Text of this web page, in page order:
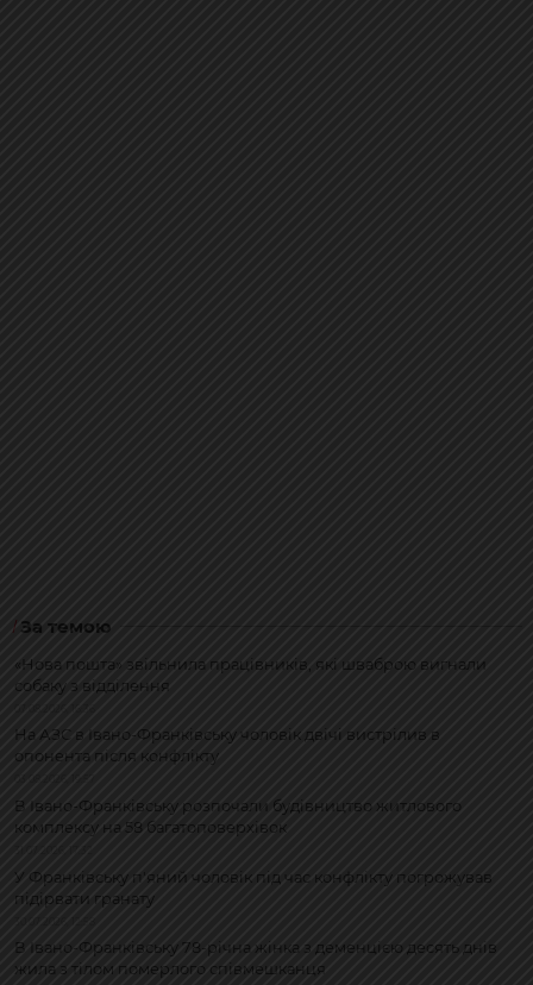
За темою
«Нова пошта» звільнила працівників, які шваброю вигнали
собаку з відділення
На АЗС в Івано-Франківську чоловік двічі вистрілив в
опонента після конфлікту
В Івано-Франківську розпочали будівництво житлового
комплексу на 58 багатоповерхівок
У Франківську п'яний чоловік під час конфлікту погрожував
підірвати гранату
В Івано-Франківську 78-річна жінка з деменцією десять днів
жила з тілом померлого співмешканця